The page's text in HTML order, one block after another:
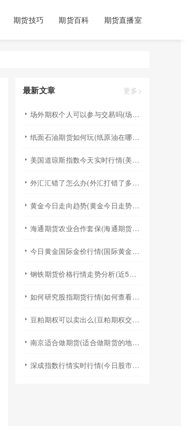
期货技巧 期货百科 期货直播室
最新文章 更多>
场外期权个人可以参与交易吗(场外个股期权怎样交易)
纸面石油期货如何玩(纸原油在哪里交易)
美国道琼斯指数今天实时行情(美国道琼斯指数期货指数实时行情)
外汇汇错了怎么办(外汇打错了多久退回来)
黄金今日走向趋势(黄金今日走势分析建议)
海通期货农业合作套保(海通期货2024年棉花年报)
今日黄金国际金价行情(国际黄金实时行情今日国际金价)
钢铁期货价格行情走势分析(近5年钢铁期货行情走势图)
如何研究股指期货行情(如何查看股指期货行情)
豆粕期权可以卖出么(豆粕期权交易规则)
南京适合做期货(适合做期货的地方)
深成指数行情实时行情(今日股市行情大盘指数实时行情)